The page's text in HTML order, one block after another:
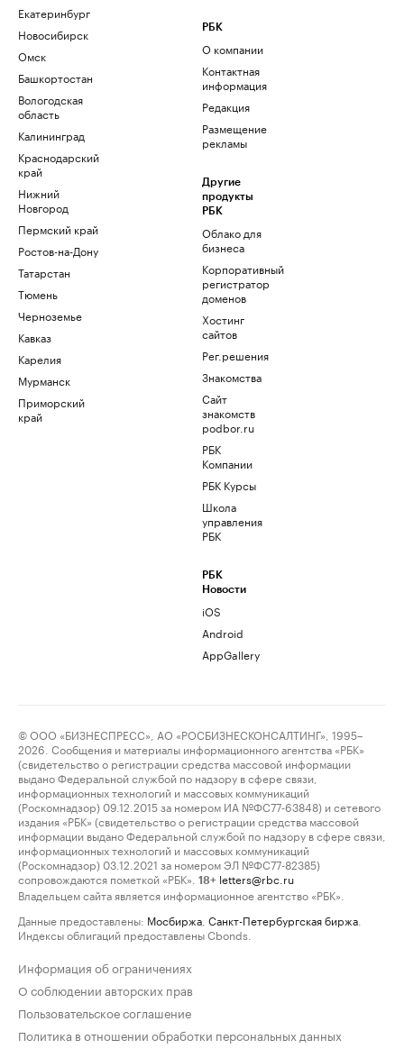
Екатеринбург
Новосибирск
Омск
Башкортостан
Вологодская
область
Калининград
Краснодарский
край
Нижний
Новгород
Пермский край
Ростов-на-Дону
Татарстан
Тюмень
Черноземье
Кавказ
Карелия
Мурманск
Приморский
край
РБК
О компании
Контактная
информация
Редакция
Размещение
рекламы
Другие
продукты
РБК
Облако для
бизнеса
Корпоративный
регистратор
доменов
Хостинг
сайтов
Рег.решения
Знакомства
Сайт
знакомств
podbor.ru
РБК
Компании
РБК Курсы
Школа
управления
РБК
РБК
Новости
iOS
Android
AppGallery
© ООО «БИЗНЕСПРЕСС», АО «РОСБИЗНЕСКОНСАЛТИНГ», 1995–
2026. Сообщения и материалы информационного агентства «РБК»
(свидетельство о регистрации средства массовой информации
выдано Федеральной службой по надзору в сфере связи,
информационных технологий и массовых коммуникаций
(Роскомнадзор) 09.12.2015 за номером ИА №ФС77-63848) и сетевого
издания «РБК» (свидетельство о регистрации средства массовой
информации выдано Федеральной службой по надзору в сфере связи,
информационных технологий и массовых коммуникаций
(Роскомнадзор) 03.12.2021 за номером ЭЛ №ФС77-82385)
сопровождаются пометкой «РБК».
18+ letters@rbc.ru
Владельцем сайта является информационное агентство «РБК».
Данные предоставлены: Мосбиржа Санкт-Петербургская биржа
Индексы облигаций предоставлены Cbonds.
Информация об ограничениях
О соблюдении авторских прав
Пользовательское соглашение
Политика в отношении обработки персональных данных